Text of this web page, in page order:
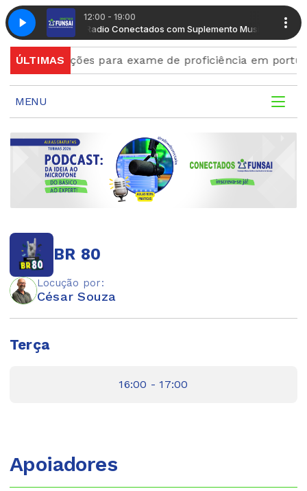
12:00 - 19:00
Musical Radio Conectados com Suplemento Musical
ÚLTIMAS
Inscrições para exame de proficiência em
MENU
BR 80
Locução por:
César Souza
Terça
16:00 - 17:00
Apoiadores